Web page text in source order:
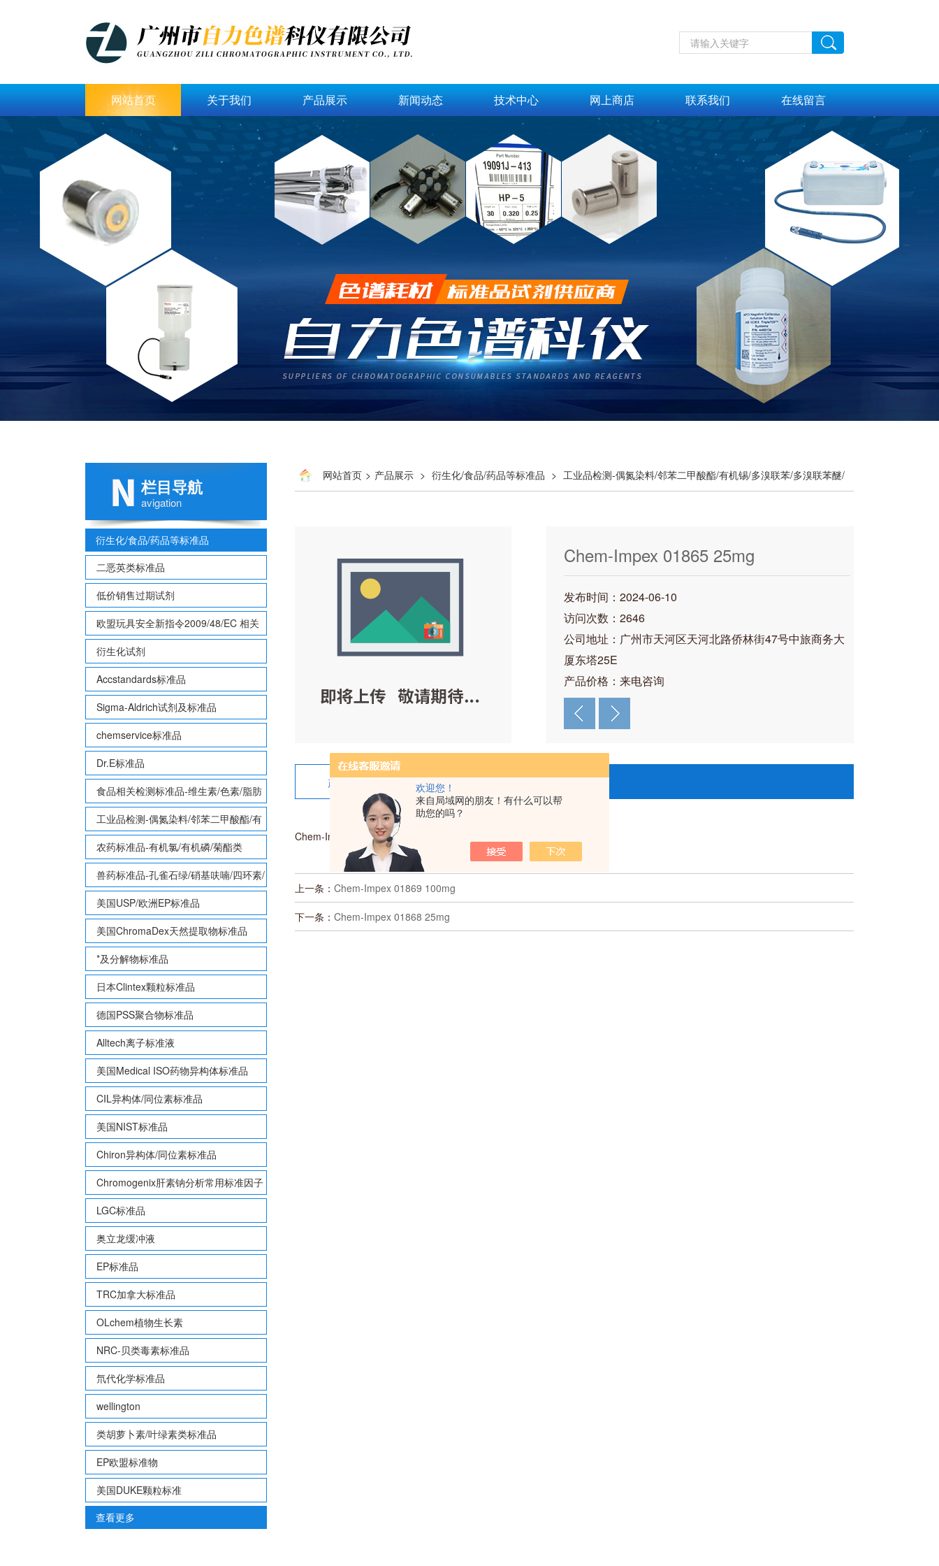
欢迎您！
来自局域网的朋友！有什么可以帮
助您的吗？
网站首页 关于我们 产品展示 新闻动态 技术中心 网上商店 联系我们 在线留言
栏目导航
avigation
衍生化/食品/药品等标准品
二恶英类标准品
低价销售过期试剂
欧盟玩具安全新指令2009/48/EC 相关
致敏性香味剂标准品
衍生化试剂
Accstandards标准品
Sigma-Aldrich试剂及标准品
chemservice标准品
Dr.E标准品
食品相关检测标准品-维生素/色素/脂肪
酸甲酯等
工业品检测-偶氮染料/邻苯二甲酸酯/有
机锡/多溴联苯/多溴联苯醚/多氯联苯
农药标准品-有机氯/有机磷/菊酯类
兽药标准品-孔雀石绿/硝基呋喃/四环素/
磺胺等
美国USP/欧洲EP标准品
美国ChromaDex天然提取物标准品
*及分解物标准品
日本Clintex颗粒标准品
德国PSS聚合物标准品
Alltech离子标准液
美国Medical ISO药物异构体标准品
CIL异构体/同位素标准品
美国NIST标准品
Chiron异构体/同位素标准品
Chromogenix肝素钠分析常用标准因子
LGC标准品
奥立龙缓冲液
EP标准品
TRC加拿大标准品
OLchem植物生长素
NRC-贝类毒素标准品
氘代化学标准品
wellington
类胡萝卜素/叶绿素类标准品
EP欧盟标准物
美国DUKE颗粒标准
查看更多
网站首页 > 产品展示 > 衍生化/食品/药品等标准品 > 工业品检测-偶氮染料/邻苯二甲酸酯/有机锡/多溴联苯/多溴联苯醚/
Chem-Impex 01865 25mg
发布时间：2024-06-10
访问次数：2646
公司地址：广州市天河区天河北路侨林街47号中旅商务大
厦东塔25E
产品价格：来电咨询
产品详情 在线留言
Chem-Impex 01865 25mg
上一条： Chem-Impex 01869 100mg
下一条： Chem-Impex 01868 25mg